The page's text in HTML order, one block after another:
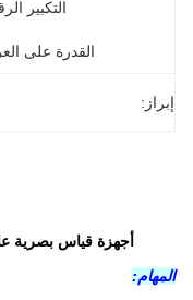
التكبير
القدرة على
إبراز:
أجهزة قياس بصرية
المهام: